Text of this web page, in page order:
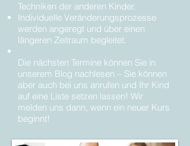
Techniken der anderen Kinder.
Individuelle Veränderungsprozesse
werden angeregt und über einen
längeren Zeitraum begleitet.
Die nächsten Termine können Sie in
unserem Blog nachlesen – Sie können
aber auch bei uns anrufen und Ihr Kind
auf eine Liste setzen lassen! Wir
melden uns dann, wenn ein neuer Kurs
beginnt!